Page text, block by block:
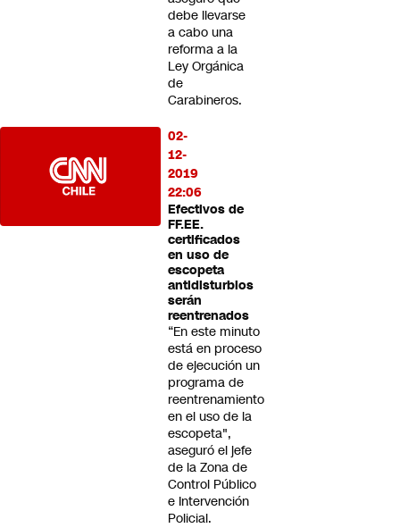
debe llevarse
a cabo una
reforma a la
Ley Orgánica
de
Carabineros.
02-
12-
2019
22:06
Efectivos de
FF.EE.
certificados
en uso de
escopeta
antidisturbios
serán
reentrenados
“En este minuto
está en proceso
de ejecución un
programa de
reentrenamiento
en el uso de la
escopeta",
aseguró el jefe
de la Zona de
Control Público
e Intervención
Policial.